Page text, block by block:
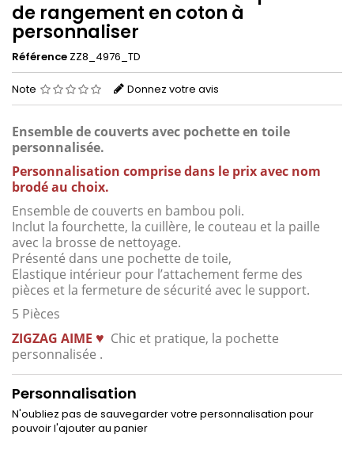
de rangement en coton à
personnaliser
Référence ZZ8_4976_TD
Note Donnez votre avis
Ensemble de couverts avec pochette en toile
personnalisée.
Personnalisation comprise dans le prix avec nom
brodé au choix.
Ensemble de couverts en bambou poli.
Inclut la fourchette, la cuillère, le couteau et la paille
avec la brosse de nettoyage.
Présenté dans une pochette de toile,
Elastique intérieur pour l’attachement ferme des
pièces et la fermeture de sécurité avec le support.
5 Pièces
ZIGZAG AIME ♥ Chic et pratique, la pochette
personnalisée .
Personnalisation
N'oubliez pas de sauvegarder votre personnalisation pour
pouvoir l'ajouter au panier